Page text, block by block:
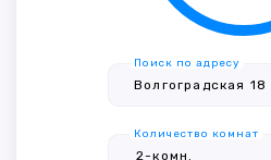
Поиск по адресу
Количество комнат